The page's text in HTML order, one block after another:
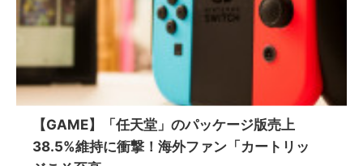
【GAME】「任天堂」のパッケージ版売上
38.5%維持に衝撃！海外ファン「カートリッ